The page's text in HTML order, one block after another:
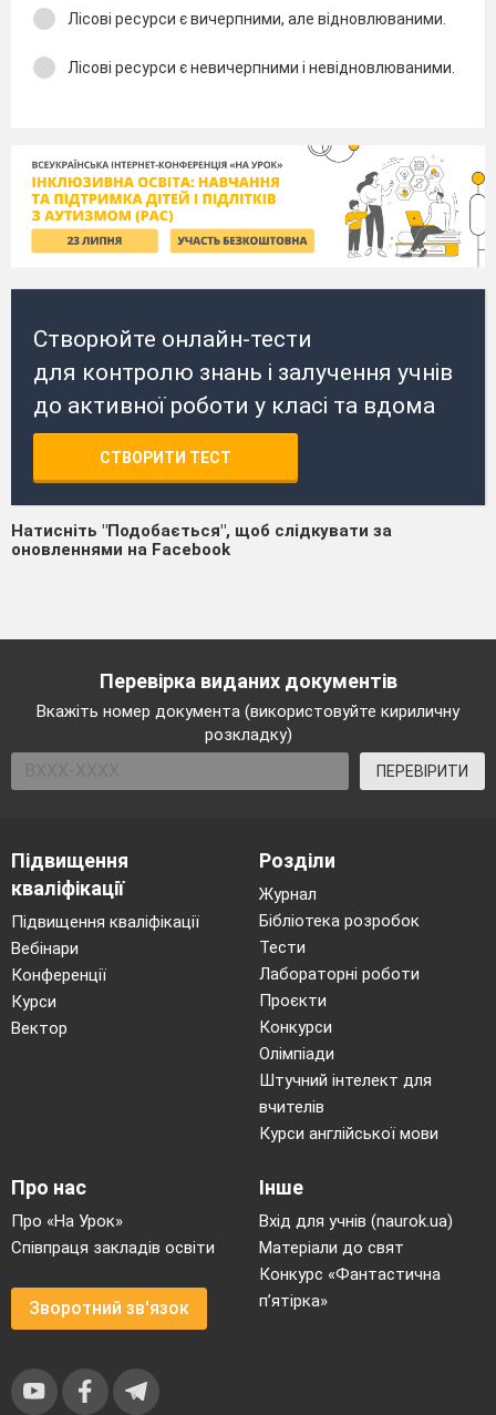
Лісові ресурси є вичерпними, але відновлюваними.
Лісові ресурси є невичерпними і невідновлюваними.
Створюйте онлайн-тести
для контролю знань і залучення учнів
до активної роботи у класі та вдома
СТВОРИТИ ТЕСТ
Натисніть "Подобається", щоб слідкувати за
оновленнями на Facebook
Перевірка виданих документів
Вкажіть номер документа (використовуйте кириличну
розкладку)
ПЕРЕВІРИТИ
Підвищення
кваліфікації
Підвищення кваліфікації
Вебінари
Конференції
Курси
Вектор
Розділи
Журнал
Бібліотека розробок
Тести
Лабораторні роботи
Проєкти
Конкурси
Олімпіади
Штучний інтелект для
вчителів
Курси англійської мови
Про нас
Про «На Урок»
Співпраця закладів освіти
Зворотний зв'язок
Інше
Вхід для учнів (naurok.ua)
Матеріали до свят
Конкурс «Фантастична
п’ятірка»